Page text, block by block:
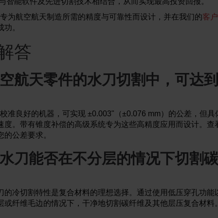
为航空航天制造所需的精度与可靠性而设计，并在我们的客
。
答
航天零件的水刀切割中，可达
准良好的机器，可实现 ±0.003"（±0.076 mm）的公差，但
度。带有锥度补偿的高级系统专为这些高精度应用而设计。查
公差要求。
刀能否在不分层的情况下切割
的冷切割特性是复合材料的理想选择。通过使用低压穿孔功能
或纤维毛边的情况下，干净地切割碳纤维及其他层压复合材料